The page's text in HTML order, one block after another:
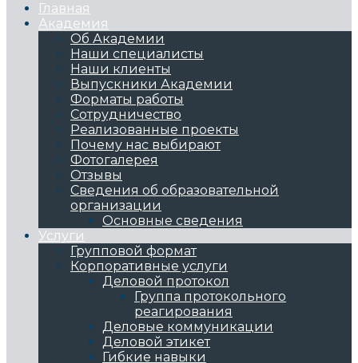
Главная
Академия
Об Академии
Наши специалисты
Наши клиенты
Выпускники Академии
Форматы работы
Сотрудничество
Реализованные проекты
Почему нас выбирают
Фотогалерея
Отзывы
Сведения об образовательной
организации
Основные сведения
Услуги
Групповой формат
Корпоративные услуги
Деловой протокол
Группа протокольного
реагирования
Деловые коммуникации
Деловой этикет
Гибкие навыки